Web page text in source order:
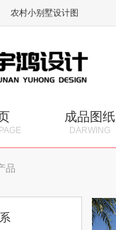
农村小别墅设计图
成品图纸
DARWING
品